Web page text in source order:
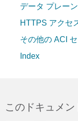
データ プレー
HTTPS アクセ
その他の ACI
Index
このドキュメ